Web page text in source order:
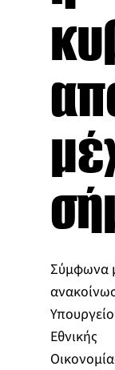
Σύμφωνα
Εθνικής